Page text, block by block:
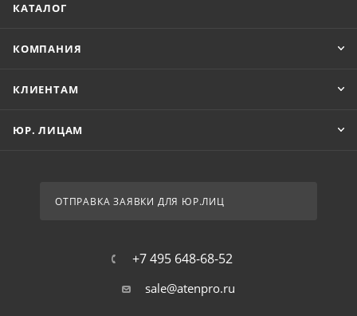
КАТАЛОГ
КОМПАНИЯ
КЛИЕНТАМ
ЮР. ЛИЦАМ
ОТПРАВКА ЗАЯВКИ ДЛЯ ЮР.ЛИЦ
+7 495 648-68-52
sale@atenpro.ru